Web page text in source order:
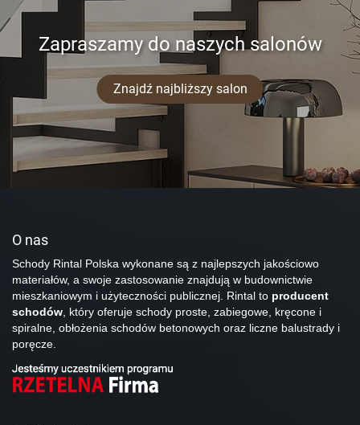
Zapraszamy do naszych salonów
Znajdź najbliższy salon
O nas
Schody Rintal Polska wykonane są z najlepszych jakościowo
materiałów, a swoje zastosowanie znajdują w budownictwie
mieszkaniowym i użyteczności publicznej. Rintal to producent
schodów, który oferuje schody proste, zabiegowe, kręcone i
spiralne, obłożenia schodów betonowych oraz liczne balustrady i
poręcze.